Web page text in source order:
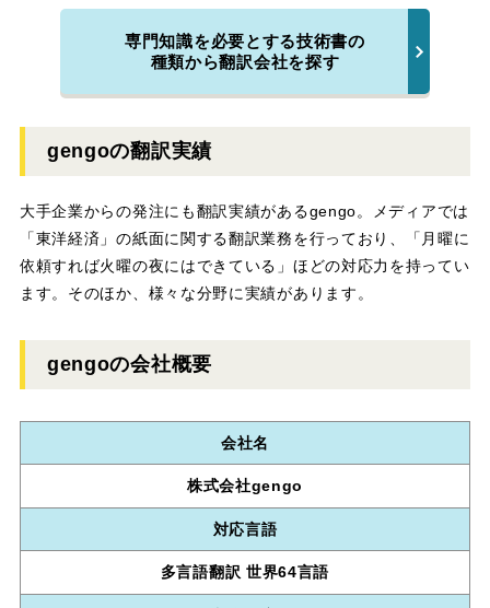
専門知識を必要とする技術書の
種類から翻訳会社を探す
gengoの翻訳実績
大手企業からの発注にも翻訳実績があるgengo。メディアでは
「東洋経済」の紙面に関する翻訳業務を行っており、「月曜に
依頼すれば火曜の夜にはできている」ほどの対応力を持ってい
ます。そのほか、様々な分野に実績があります。
gengoの会社概要
会社名
株式会社gengo
対応言語
多言語翻訳 世界64言語